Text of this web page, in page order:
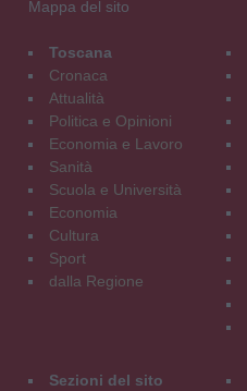
Mappa del sito
Toscana
Cronaca
Attualità
Politica e Opinioni
Economia e Lavoro
Sanità
Scuola e Università
Economia
Cultura
Sport
dalla Regione
Sezioni del sito